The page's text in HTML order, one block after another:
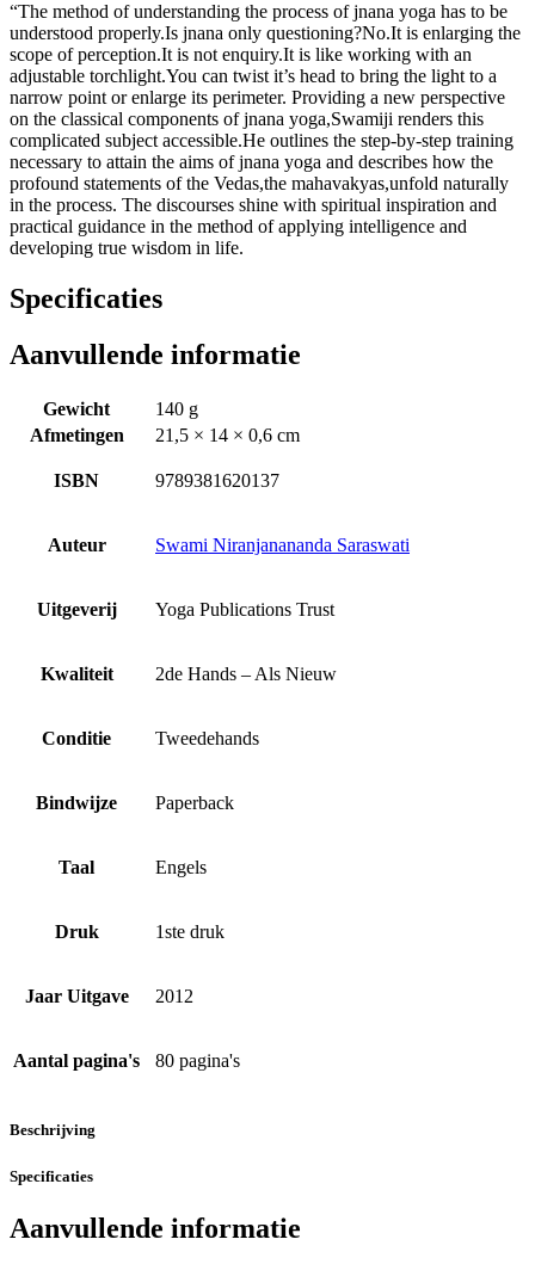
“The method of understanding the process of jnana yoga has to be
understood properly.Is jnana only questioning?No.It is enlarging the
scope of perception.It is not enquiry.It is like working with an
adjustable torchlight.You can twist it’s head to bring the light to a
narrow point or enlarge its perimeter. Providing a new perspective
on the classical components of jnana yoga,Swamiji renders this
complicated subject accessible.He outlines the step-by-step training
necessary to attain the aims of jnana yoga and describes how the
profound statements of the Vedas,the mahavakyas,unfold naturally
in the process. The discourses shine with spiritual inspiration and
practical guidance in the method of applying intelligence and
developing true wisdom in life.
Specificaties
Aanvullende informatie
Gewicht
140 g
Afmetingen
21,5 × 14 × 0,6 cm
ISBN 9789381620137
Auteur Swami Niranjanananda Saraswati
Uitgeverij Yoga Publications Trust
Kwaliteit 2de Hands – Als Nieuw
Conditie Tweedehands
Bindwijze Paperback
Taal Engels
Druk 1ste druk
Jaar Uitgave 2012
Aantal pagina's 80 pagina's
Beschrijving
Specificaties
Aanvullende informatie